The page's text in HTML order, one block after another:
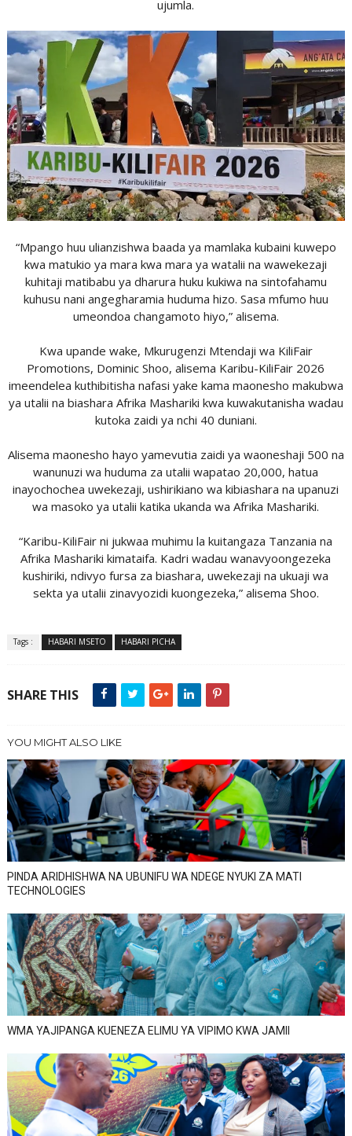
ujumla.
“Mpango huu ulianzishwa baada ya mamlaka kubaini kuwepo
kwa matukio ya mara kwa mara ya watalii na wawekezaji
kuhitaji matibabu ya dharura huku kukiwa na sintofahamu
kuhusu nani angegharamia huduma hizo. Sasa mfumo huu
umeondoa changamoto hiyo,” alisema.
Kwa upande wake, Mkurugenzi Mtendaji wa KiliFair
Promotions, Dominic Shoo, alisema Karibu-KiliFair 2026
imeendelea kuthibitisha nafasi yake kama maonesho makubwa
ya utalii na biashara Afrika Mashariki kwa kuwakutanisha wadau
kutoka zaidi ya nchi 40 duniani.
Alisema maonesho hayo yamevutia zaidi ya waoneshaji 500 na
wanunuzi wa huduma za utalii wapatao 20,000, hatua
inayochochea uwekezaji, ushirikiano wa kibiashara na upanuzi
wa masoko ya utalii katika ukanda wa Afrika Mashariki.
“Karibu-KiliFair ni jukwaa muhimu la kuitangaza Tanzania na
Afrika Mashariki kimataifa. Kadri wadau wanavyoongezeka
kushiriki, ndivyo fursa za biashara, uwekezaji na ukuaji wa
sekta ya utalii zinavyozidi kuongezeka,” alisema Shoo.
Tags : HABARI MSETO HABARI PICHA
SHARE THIS
YOU MIGHT ALSO LIKE
PINDA ARIDHISHWA NA UBUNIFU WA NDEGE NYUKI ZA MATI
TECHNOLOGIES
WMA YAJIPANGA KUENEZA ELIMU YA VIPIMO KWA JAMII